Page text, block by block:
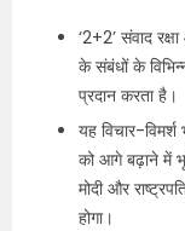
‘2+2’ संवाद
के संबंधों के
प्रदान करता है।
यह विचार-
को आगे बढ़ाने में
मोदी और
होगा।